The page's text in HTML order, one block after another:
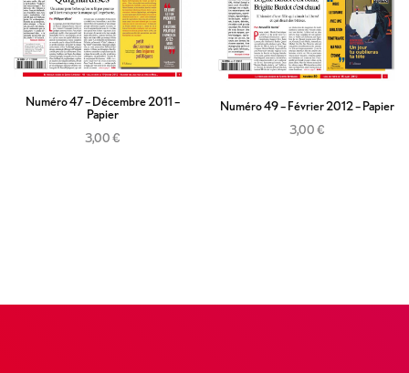
Numéro 47 – Décembre 2011 –
Papier
3,00€
Numéro 49 – Février 2012 – Papier
3,00€